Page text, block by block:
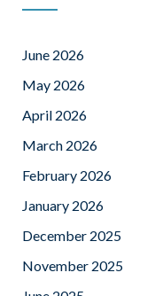
June 2026
May 2026
April 2026
March 2026
February 2026
January 2026
December 2025
November 2025